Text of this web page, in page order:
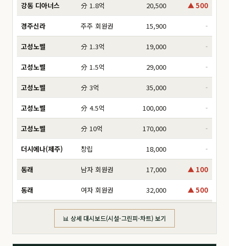
강동 디아너스 分 1.8억 20,500 ▲ 500
경주신라 주주 회원권 15,900 -
고성노벨 分 1.3억 19,000 -
고성노벨 分 1.5억 29,000 -
고성노벨 分 3억 35,000 -
고성노벨 分 4.5억 100,000 -
고성노벨 分 10억 170,000 -
더시에나(제주) 창립 18,000 -
동래 남자 회원권 17,000 ▲ 100
동래 여자 회원권 32,000 ▲ 500
分 6,000만 16,000
分 8,000만 17,500
📊 상세 대시보드(시설·그린피·차트) 보기